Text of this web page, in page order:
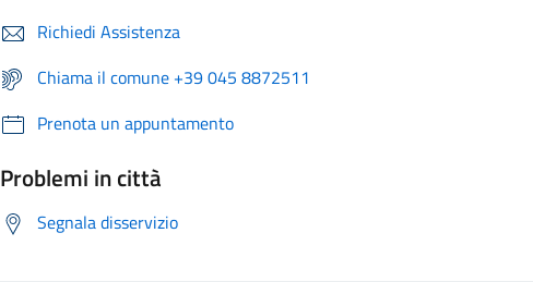
Richiedi Assistenza
Chiama il comune +39 045 8872511
Prenota un appuntamento
Problemi in città
Segnala disservizio